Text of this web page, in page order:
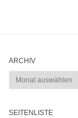
ARCHIV
Archiv
SEITENLISTE